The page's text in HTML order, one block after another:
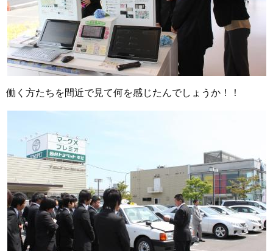
働く方たちを間近で見て何を感じたんでしょうか！！